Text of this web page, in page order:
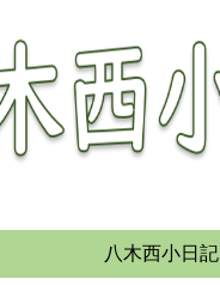
八木西小日記